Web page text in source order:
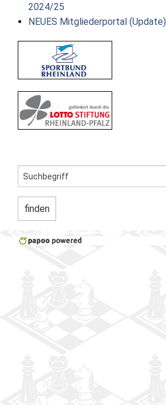
2024/25
NEUES Mitgliederportal (Update)